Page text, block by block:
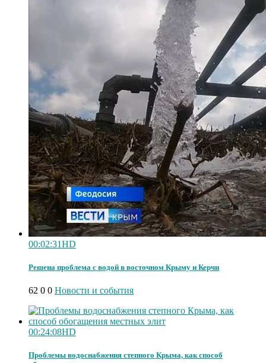
00:02:31HD
Решена проблема с водой в восточном Крыму и Керчи
62 0 0 Новости и события
00:24:08HD
Проблемы водоснабжения степного Крыма, как способ